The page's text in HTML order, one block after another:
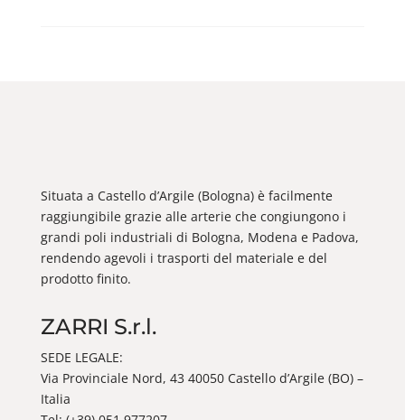
Situata a Castello d’Argile (Bologna) è facilmente
raggiungibile grazie alle arterie che congiungono i
grandi poli industriali di Bologna, Modena e Padova,
rendendo agevoli i trasporti del materiale e del
prodotto finito.
ZARRI S.r.l.
SEDE LEGALE:
Via Provinciale Nord, 43 40050 Castello d’Argile (BO) –
Italia